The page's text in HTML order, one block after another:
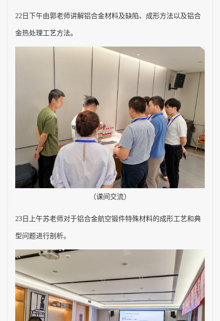
22 日下午由郭老师讲解铝合金材料及缺陷、成形方法以及铝合
金热处理工艺方法。
（课间交流）
23 日上午苏老师对于铝合金航空锻件特殊材料的成形工艺和典
型问题进行剖析。